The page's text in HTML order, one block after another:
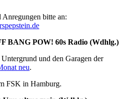
bitte an:
BANG POW! 60s Radio (Wdhlg.)
und den Garagen der
neu.
FSK in Hamburg.